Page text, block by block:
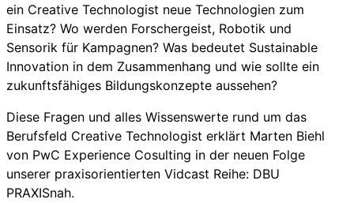
ein Creative Technologist neue Technologien zum
Einsatz? Wo werden Forschergeist, Robotik und
Sensorik für Kampagnen? Was bedeutet Sustainable
Innovation in dem Zusammenhang und wie sollte ein
zukunftsfähiges Bildungskonzepte aussehen?
Diese Fragen und alles Wissenswerte rund um das
Berufsfeld Creative Technologist erklärt Marten Biehl
von PwC Experience Cosulting in der neuen Folge
unserer praxisorientierten Vidcast Reihe: DBU
PRAXISnah.